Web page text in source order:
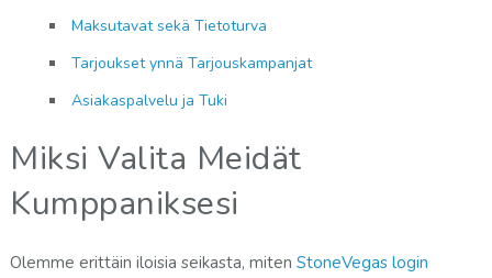
Maksutavat sekä Tietoturva
Tarjoukset ynnä Tarjouskampanjat
Asiakaspalvelu ja Tuki
Miksi Valita Meidät
Kumppaniksesi
Olemme erittäin iloisia seikasta, miten StoneVegas login